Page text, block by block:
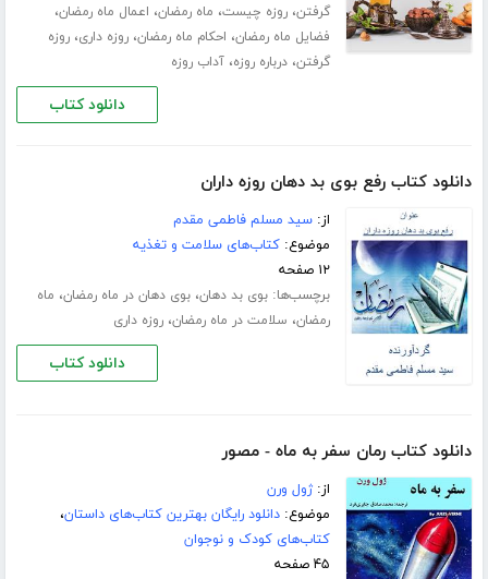
گرفتن،روزه چیست، ماه رمضان، اعمال ماه رمضان،
فضایل ماه رمضان، احکام ماه رمضان،روزه داری،روزه
گرفتن،درباره روزه،آداب روزه
دانلود کتاب
دانلود کتاب رفع بوی بد دهان روزه داران
از:سید مسلم فاطمی مقدم
موضوع:کتاب‌های سلامت و تغذیه
۱۲ صفحه
برچسب‌ها:بوی بد دهان،بوی دهان در ماه رمضان، ماه
رمضان، سلامت در ماه رمضان،روزه داری
دانلود کتاب
دانلود کتاب رمان سفر به ماه - مصور
از:ژول ورن
موضوع:دانلود رایگان بهترین کتاب‌های داستان،
کتاب‌های کودک و نوجوان
۴۵ صفحه